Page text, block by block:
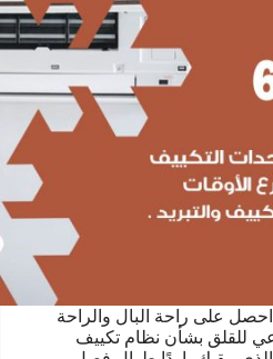
على راحة البال والراحة
للقلق بشأن نظام تكييف